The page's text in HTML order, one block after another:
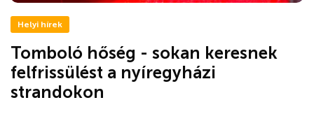
Helyi hírek
Tomboló hőség - sokan keresnek
felfrissülést a nyíregyházi
strandokon